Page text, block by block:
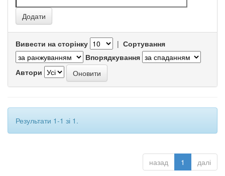
Вивести на сторінку | Сортування
Впорядкування
Автори
Результати 1-1 зі 1.
назад 1 далі